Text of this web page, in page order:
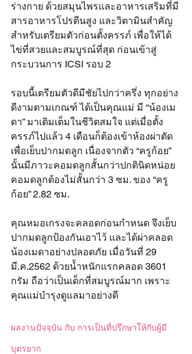
ร่างกาย ด้วยสมุนไพรและอาหารเสริมที่มี
สารอาหารโปรตีนสูง และวิตามินสำคัญ
สำหรับเตรียมตัวก่อนตั้งครรภ์ เพื่อให้ได้
ไข่ที่สวยและสมบูรณ์ที่สุด ก่อนเข้าสู่
กระบวนการ ICSI รอบ 2
รอบนี้เตรียมตัวดีมีชัยไปกว่าครึ่ง ทุกอย่าง
ดีงามตามเกณฑ์ ได้เป็นคุณแม่ มี “น้องเม
ดา” มาเติมเต็มในชีวิตสมใจ แต่เมื่อตั้ง
ครรภ์ไปแล้ว 4 เดือนก็ต้องเข้าห้องผ่าตัด
เพื่อเย็บปากมดลูก เนื่องจากตัว “ครูก้อย”
นั้นมีภาวะคอมดลูกสั้นกว่าปกตินิดหน่อย
คอมดลูกต้องไม่สั้นกว่า 3 ซม. ของ “ครู
ก้อย” 2.82 ซม.
คุณหมอเกรงจะคลอดก่อนกำหนด จึงเย็บ
ปากมดลูกป้องกันเอาไว้ และได้ผ่าคลอด
น้องเมดาอย่างปลอดภัย เมื่อวันที่ 29
มี.ค.2562 ด้วยน้ำหนักแรกคลอด 3601
กรัม ถือว่าเป็นเด็กที่สมบูรณ์มาก เพราะ
คุณแม่บำรุงดูแลมาอย่างดี
ผลงานปัจจุบัน กับ การเป็นที่ปรึกษาให้กับผู้มี
บุตรยาก